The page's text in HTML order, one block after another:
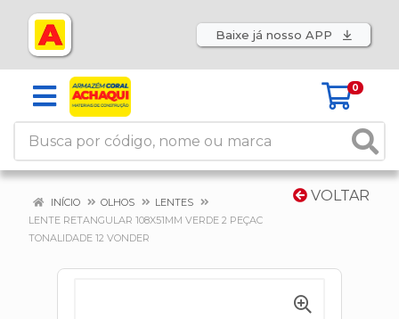
Baixe já nosso APP
0
VOLTAR
INÍCIO OLHOS
LENTES
LENTE RETANGULAR 108X51MM VERDE 2 PEÇAC
TONALIDADE 12 VONDER